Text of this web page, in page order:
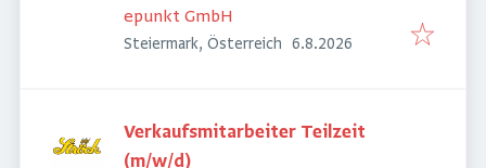
epunkt GmbH
Steiermark, Österreich Veröffentlicht
6.8.2026
Verkaufsmitarbeiter Teilzeit
(m/w/d)